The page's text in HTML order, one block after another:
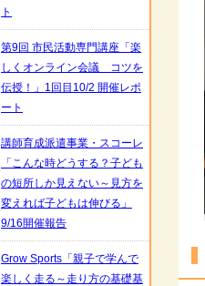
ト
第9回 市民活動専門講座「楽
しくオンライン会議 コツを
伝授！」1回目10/2 開催レポ
ート
講師育成派遣事業・スコーレ
「こんな時どうする？子ども
の短所しか見えない～見方を
変えれば子どもは伸びる」
9/16開催報告
Grow Sports「親子で学んで
楽しく走る～走り方の基礎基